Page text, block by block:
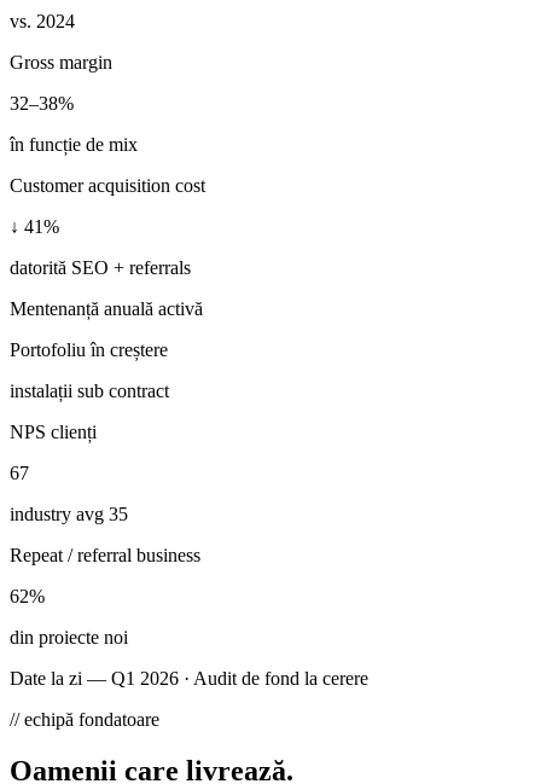
vs. 2024
Gross margin
32–38%
în funcție de mix
Customer acquisition cost
↓ 41%
datorită SEO + referrals
Mentenanță anuală activă
Portofoliu în creștere
instalații sub contract
NPS clienți
67
industry avg 35
Repeat / referral business
62%
din proiecte noi
Date la zi — Q1 2026 · Audit de fond la cerere
// echipă fondatoare
Oamenii care livrează.